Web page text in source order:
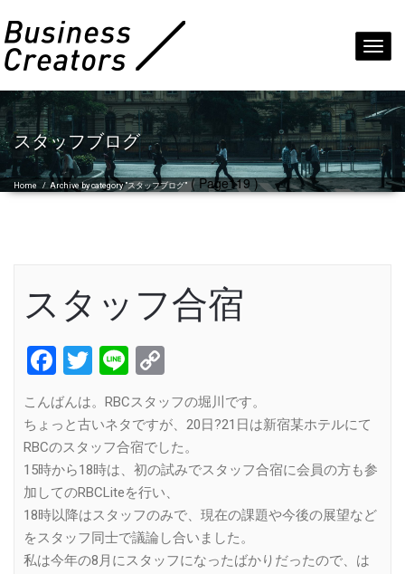
スタッフブログ
Home /Archive by category "スタッフブログ"( Page119 )
スタッフ合宿
Facebook
Twitter
Line
Link
こんばんは。RBCスタッフの堀川です。
ちょっと古いネタですが、20日?21日は新宿某ホテルにて
RBCのスタッフ合宿でした。
15時から18時は、初の試みでスタッフ合宿に会員の方も参
加してのRBCLiteを行い、
18時以降はスタッフのみで、現在の課題や今後の展望など
をスタッフ同士で議論し合いました。
私は今年の8月にスタッフになったばかりだったので、は